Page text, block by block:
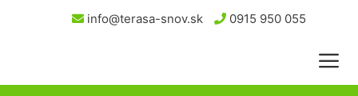
info@terasa-snov.sk 0915 950 055